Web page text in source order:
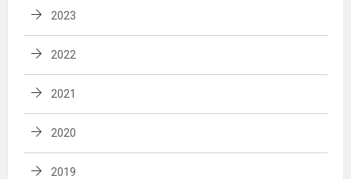
2023
2022
2021
2020
2019